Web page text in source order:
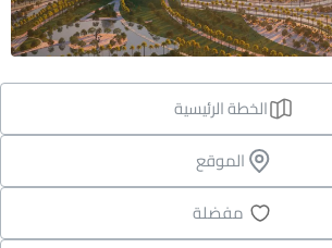
الخطة الرئيسية
الموقع
مفضلة